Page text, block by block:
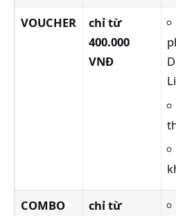
VOUCHER
chỉ từ
400.000
VNĐ
COMBO
chỉ từ